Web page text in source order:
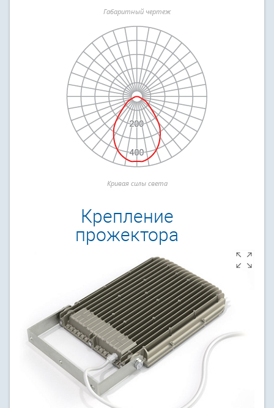
Габаритный чертеж
Кривая силы света
Крепление
прожектора